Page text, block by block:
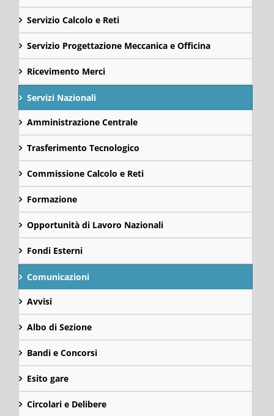
Servizio Calcolo e Reti
Servizio Progettazione Meccanica e Officina
Ricevimento Merci
Servizi Nazionali
Amministrazione Centrale
Trasferimento Tecnologico
Commissione Calcolo e Reti
Formazione
Opportunità di Lavoro Nazionali
Fondi Esterni
Comunicazioni
Avvisi
Albo di Sezione
Bandi e Concorsi
Esito gare
Circolari e Delibere